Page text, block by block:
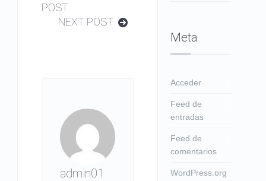
POST
NEXT POST
admin01
Meta
Acceder
Feed de
entradas
Feed de
comentarios
WordPress.org